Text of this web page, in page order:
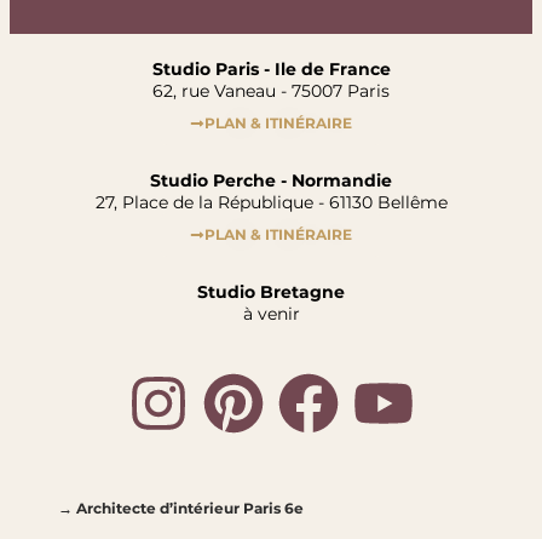
Studio Paris - Ile de France
62, rue Vaneau - 75007 Paris
PLAN & ITINÉRAIRE
Studio Perche - Normandie
27, Place de la République - 61130 Bellême​
PLAN & ITINÉRAIRE
Studio Bretagne
à venir
→ Architecte d’intérieur Paris 6e